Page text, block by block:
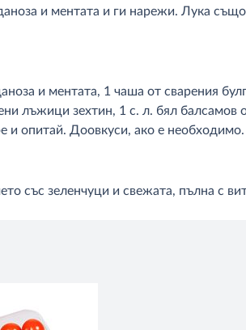
и ментата и ги нарежи. Лука
и ментата, 1 чаша от сварения
лъжици зехтин, 1 с. л. бял балсамов
и опитай. Доовкуси, ако е необходимо.
със зеленчуци и свежата, пълна с